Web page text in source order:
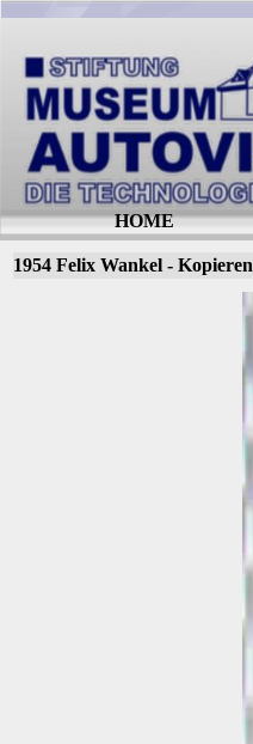
HOME
1954 Felix Wankel - Kopieren